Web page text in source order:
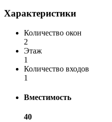
Характеристики
Количество окон
2
Этаж
1
Количество входов
1
Вместимость
40